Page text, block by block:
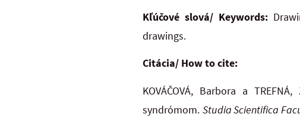
Kľúčové slová/ Keywords:
drawings.
Citácia/ How to cite:
KOVÁČOVÁ, Barbora a
syndrómom. Studia Scientifica